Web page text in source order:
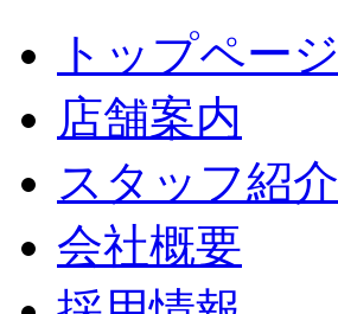
トップページ
店舗案内
スタッフ紹介
会社概要